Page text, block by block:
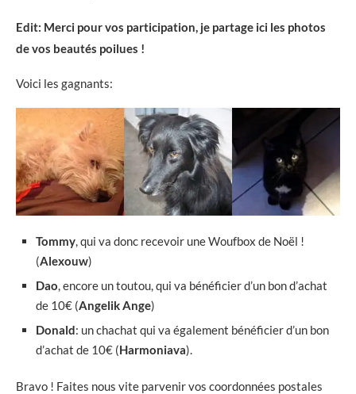
Edit: Merci pour vos participation, je partage ici les photos
de vos beautés poilues !
Voici les gagnants:
Tommy , qui va donc recevoir une Woufbox de Noël !
(Alexouw)
Dao , encore un toutou, qui va bénéficier d’un bon d’achat
de 10€ (Angelik Ange)
Donald: un chachat qui va également bénéficier d’un bon
d’achat de 10€ (Harmoniava).
Bravo ! Faites nous vite parvenir vos coordonnées postales